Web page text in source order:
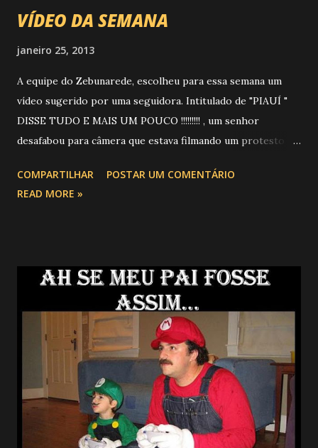
VÍDEO DA SEMANA
janeiro 25, 2013
A equipe do Zebunarede, escolheu para essa semana um
vídeo sugerido por uma seguidora. Intitulado de "PIAUÍ "
DISSE TUDO E MAIS UM POUCO !!!!!!!!! , um senhor
desafabou para câmera que estava filmando um protesto e
atuais e polêmicos. Confira: PIAUÍ É NOISSSSSSSSSSSSSSS,
IRMÃO. TAMO JUNTO E NÃO ABRO. PIAUÍ É A VOZ DO
COMPARTILHAR
POSTAR UM COMENTÁRIO
READ MORE »